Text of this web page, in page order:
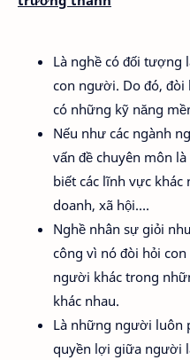
Là nghề có đối tượng
con người. Do đó, đòi
có những kỹ năng
Nếu như các ngành
vấn đề chuyên môn
biết các lĩnh vực
doanh, xã hội….
Nghề nhân sự giỏi
công vì nó đòi hỏi
người khác trong
khác nhau.
Là những người luôn
quyền lợi giữa người